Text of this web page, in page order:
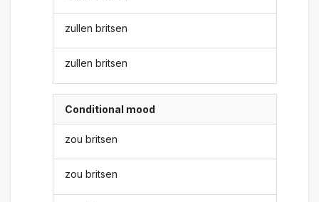
zullen britsen
zullen britsen
Conditional mood
zou britsen
zou britsen